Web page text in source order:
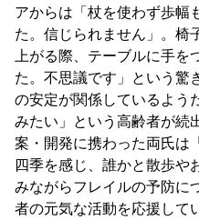
アからは「杖を使わず歩幅
た。信じられません」。椅
上がる際、テーブルに手
た。不思議です」という驚
の安定が関係しているよう
みたい」という高齢者が続
案・開発に携わった両氏は
四季を感じ、誰かと散歩や
みながらフレイルの予防に
者の元気な活動を応援して